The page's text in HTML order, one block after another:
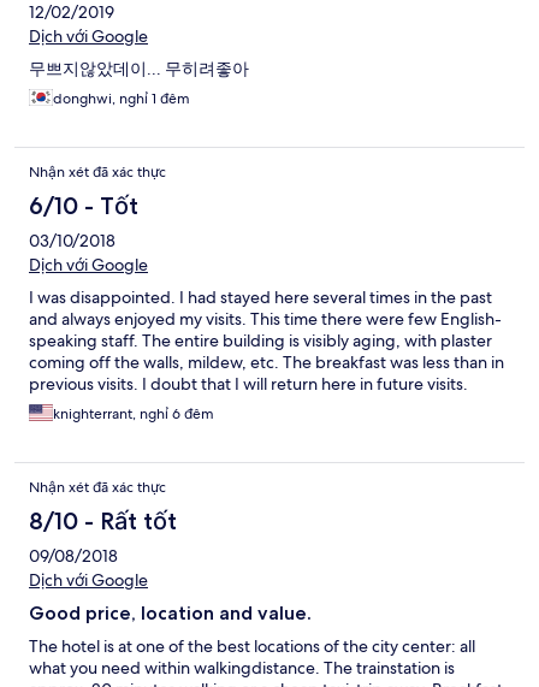
12/02/2019
Dịch với Google
무쁘지않았데이... 무히려좋아
donghwi, nghỉ 1 đêm
Nhận xét đã xác thực
6/10 - Tốt
03/10/2018
Dịch với Google
I was disappointed. I had stayed here several times in the past
and always enjoyed my visits. This time there were few English-
speaking staff. The entire building is visibly aging, with plaster
coming off the walls, mildew, etc. The breakfast was less than in
previous visits. I doubt that I will return here in future visits.
knighterrant, nghỉ 6 đêm
Nhận xét đã xác thực
8/10 - Rất tốt
09/08/2018
Dịch với Google
Good price, location and value.
The hotel is at one of the best locations of the city center: all
what you need within walkingdistance. The trainstation is